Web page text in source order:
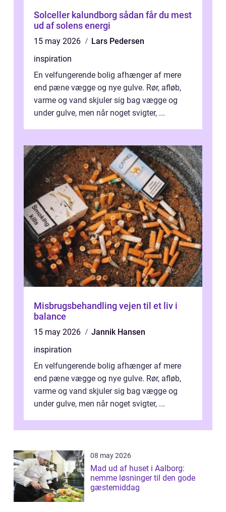
Solceller kalundborg sådan får du mest
ud af solens energi
15 may 2026
Lars Pedersen
inspiration
En velfungerende bolig afhænger af mere
end pæne vægge og nye gulve. Rør, afløb,
varme og vand skjuler sig bag vægge og
under gulve, men når noget svigter, ...
Misbrugsbehandling vejen til et liv i
balance
15 may 2026
Jannik Hansen
inspiration
En velfungerende bolig afhænger af mere
end pæne vægge og nye gulve. Rør, afløb,
varme og vand skjuler sig bag vægge og
under gulve, men når noget svigter, ...
08 may 2026
Mad ud af huset i Aalborg:
nemme løsninger til den gode
gæstemiddag